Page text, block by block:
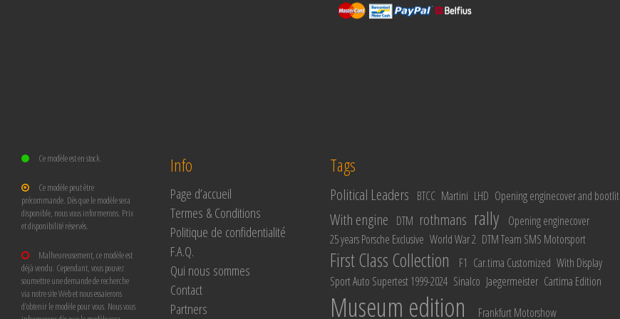
Ce modèle est en stock.
Ce modèle peut être
précommande. Dès que le modèle sera
disponible, nous vous informerons. Prix
et disponibilité réservés.
Malheureusement, ce modèle est
déjà vendu. Cependant, vous pouvez
soumettre une demande de recherche
via notre site Web et nous essaierons
d’obtenir le modèle pour vous. Nous vous
Info
Page d’accueil
Termes & Conditions
Politique de confidentialité
F.A.Q.
Qui nous sommes
Contact
Partners
Tags
Political Leaders BTCC Martini LHD Opening enginecover and bootlit
With engine DTM rothmans rally
Opening enginecover
25 years Porsche Exclusive World War 2 DTM Team SMS Motorsport
First Class Collection F1 Car.tima Customized With Display
Sport Auto Supertest 1999-2024 Sinalco Jaegermeister Cartima Edition
Museum edition Frankfurt Motorshow